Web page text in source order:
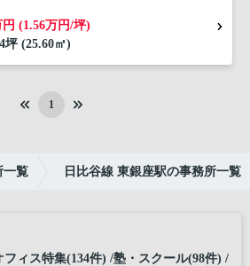
円 (1.56万円/坪)
坪 (25.60㎡)
1
一覧 日比谷線 東銀座駅の事務所一覧
フィス特集(134件) 塾・スクール(98件)